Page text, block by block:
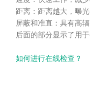
距离：距离越大，曝
屏蔽和准直：具有高
后面的部分显示了用
如何进行在线检查？